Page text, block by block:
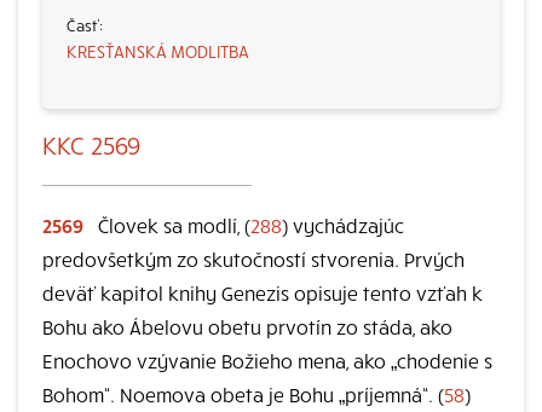
KRESŤANSKÁ MODLITBA
KKC 2569
2569 Človek sa modlí, (288) vychádzajúc
predovšetkým zo skutočností stvorenia. Prvých
deväť kapitol knihy Genezis opisuje tento vzťah k
Bohu ako Ábelovu obetu prvotín zo stáda, ako
Enochovo vzývanie Božieho mena, ako „chodenie s
Bohom“. Noemova obeta je Bohu „príjemná“. (58)